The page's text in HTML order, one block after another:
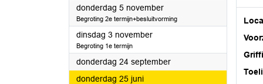
donderdag 5 november2026
Begroting 2e termijn+besluitvorming
dinsdag 3 november2026
Begroting 1e termijn
donderdag 24 september2026
donderdag 25 juni2026